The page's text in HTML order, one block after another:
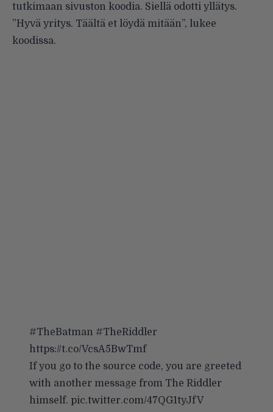
tutkimaan sivuston koodia. Siellä odotti yllätys.
”Hyvä yritys. Täältä et löydä mitään”, lukee
koodissa.
#TheBatman #TheRiddler
https://t.co/VcsA5BwTmf
If you go to the source code, you are greeted
with another message from The Riddler
himself. pic.twitter.com/47QG1tyJfV